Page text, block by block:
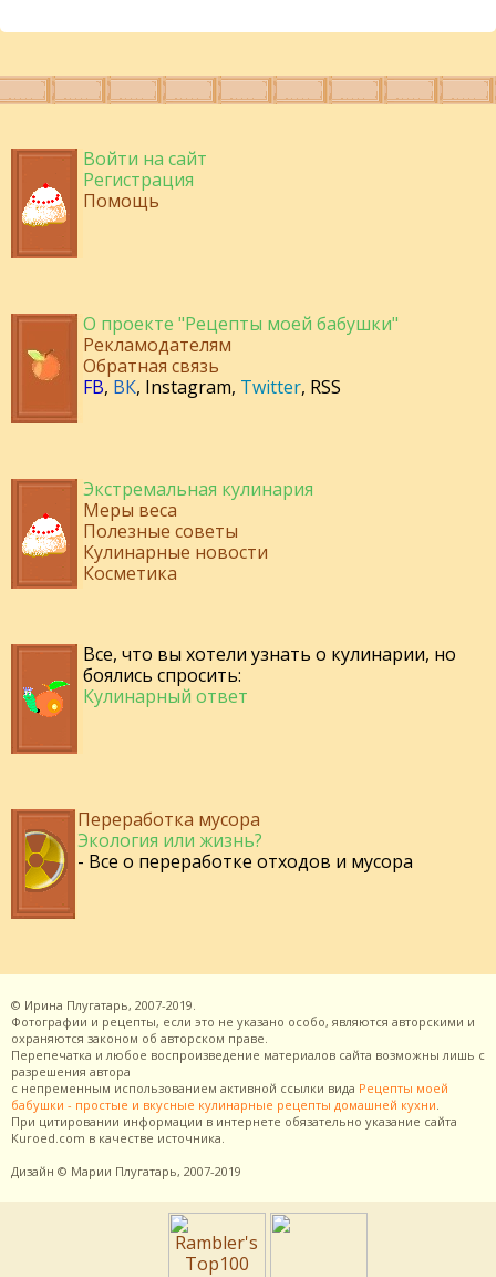
Войти на сайт
Регистрация
Помощь
О проекте "Рецепты моей бабушки"
Рекламодателям
Обратная связь
FB, ВК, Instagram, Twitter, RSS
Экстремальная кулинария
Меры веса
Полезные советы
Кулинарные новости
Косметика
Все, что вы хотели узнать о кулинарии, но
боялись спросить:
Кулинарный ответ
Переработка мусора
Экология или жизнь?
- Все о переработке отходов и мусора
© Ирина Плугатарь, 2007-2019.
Фотографии и рецепты, если это не указано особо, являются авторскими и
охраняются законом об авторском праве.
Перепечатка и любое воспроизведение материалов сайта возможны лишь с
разрешения автора
с непременным использованием активной ссылки вида Рецепты моей
бабушки - простые и вкусные кулинарные рецепты домашней кухни.
При цитировании информации в интернете обязательно указание сайта
Kuroed.com в качестве источника.
Дизайн © Марии Плугатарь, 2007-2019